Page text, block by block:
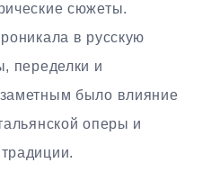
сюжеты.
в русскую
переделки и
было влияние
оперы и